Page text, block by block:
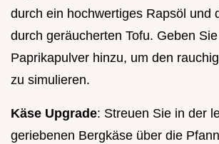
durch ein hochwertiges Rapsöl und
durch geräucherten Tofu. Geben
Paprikapulver hinzu, um den
zu simulieren.
Käse Upgrade: Streuen Sie in der
geriebenen Bergkäse über die